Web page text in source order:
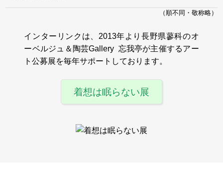
（順不同・敬称略）
インターリンクは、2013年より長野県蓼科のオ
ーベルジュ＆陶芸Gallery 忘我亭が主催するアー
ト公募展を毎年サポートしております。
着想は眠らない展